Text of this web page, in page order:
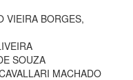
VIEIRA BORGES,
SOUZA
MACHADO